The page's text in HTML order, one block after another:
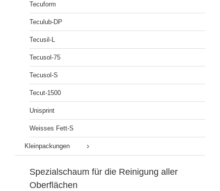
Tecuform
Teculub-DP
Tecusil-L
Tecusol-75
Tecusol-S
Tecut-1500
Unisprint
Weisses Fett-S
Kleinpackungen
Spezialschaum für die Reinigung aller
Oberflächen